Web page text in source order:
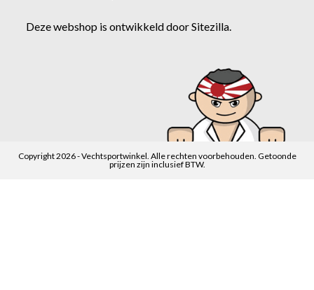
Deze webshop is ontwikkeld doorSitezilla
Copyright 2026 - Vechtsportwinkel. Alle rechten voorbehouden. Getoonde
prijzen zijn inclusief BTW.